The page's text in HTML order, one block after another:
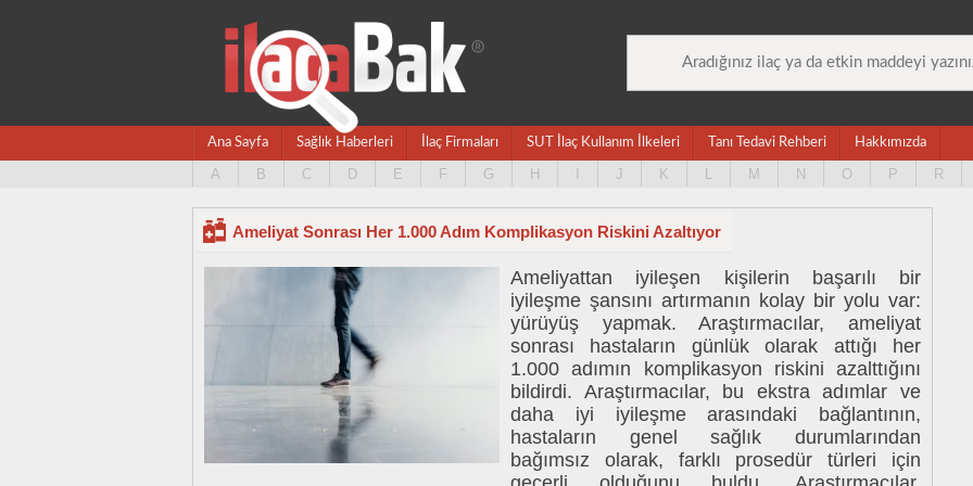
Ana Sayfa Sağlık Haberleri İlaç Firmaları SUT İlaç Kullanım İlkeleri Tanı Tedavi Rehberi Hakkımızda
A B C D E F G H J K L M N O P R
Ameliyat Sonrası Her 1.000 Adım Komplikasyon Riskini Azaltıyor
Ameliyattan iyileşen kişilerin başarılı bir
iyileşme şansını artırmanın kolay bir yolu var:
yürüyüş yapmak. Araştırmacılar, ameliyat
sonrası hastaların günlük olarak attığı her
1.000 adımın komplikasyon riskini azalttığını
bildirdi. Araştırmacılar, bu ekstra adımlar ve
daha iyi iyileşme arasındaki bağlantının,
hastaların genel sağlık durumlarından
bağımsız olarak, farklı prosedür türleri için